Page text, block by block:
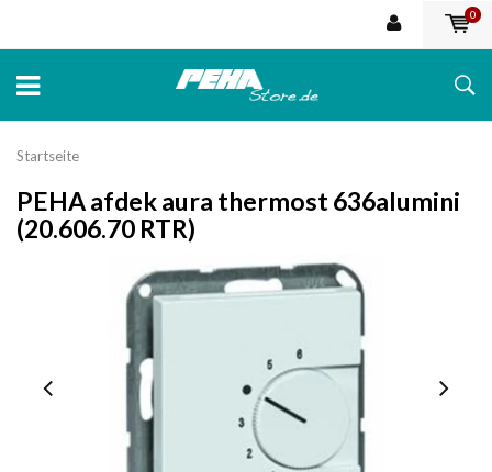
0
Startseite
PEHA afdek aura thermost 636alumini
(20.606.70 RTR)